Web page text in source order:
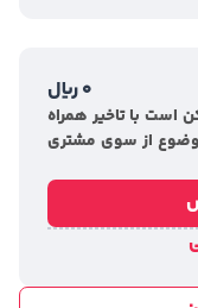
0ریال
است با تاخیر همراه
از سوی مشتری